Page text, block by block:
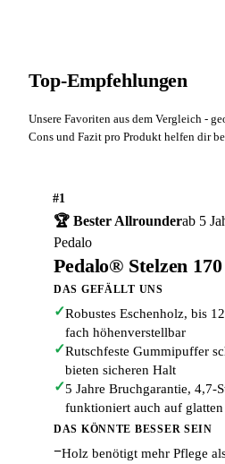
Top-Empfehlungen
Unsere Favoriten aus dem Vergleich -
Cons und Fazit pro Produkt helfen dir
#1
🏆 Bester Allrounderab 5
Pedalo
Pedalo® Stelzen
DAS GEFÄLLT UNS
✓Robustes Eschenholz, bis
fach höhenverstellbar
✓Rutschfeste Gummipuffer
bieten sicheren Halt
✓5 Jahre Bruchgarantie, 4,7-
funktioniert auch auf glatten
DAS KÖNNTE BESSER SEIN
−Holz benötigt mehr Pflege